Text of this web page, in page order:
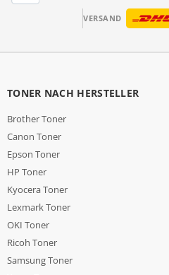
VERSAND
TONER NACH HERSTELLER
Brother Toner
Canon Toner
Epson Toner
HP Toner
Kyocera Toner
Lexmark Toner
OKI Toner
Ricoh Toner
Samsung Toner